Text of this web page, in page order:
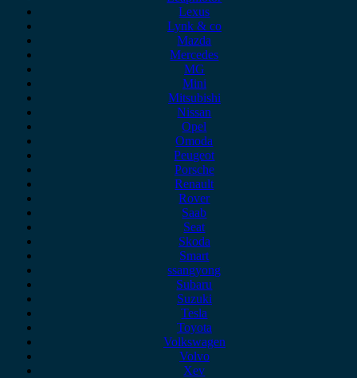
Lexus
Lynk & co
Mazda
Mercedes
MG
Mini
Mitsubishi
Nissan
Opel
Omoda
Peugeot
Porsche
Renault
Rover
Saab
Seat
Skoda
Smart
ssangyong
Subaru
Suzuki
Tesla
Toyota
Volkswagen
Volvo
Xev